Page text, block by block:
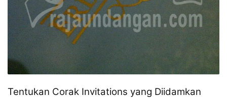
Tentukan Corak Invitations yang Diidamkan